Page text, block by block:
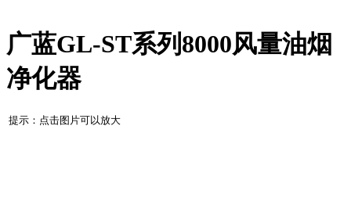
广蓝GL-ST系列8000风量油烟
净化器
提示：点击图片可以放大